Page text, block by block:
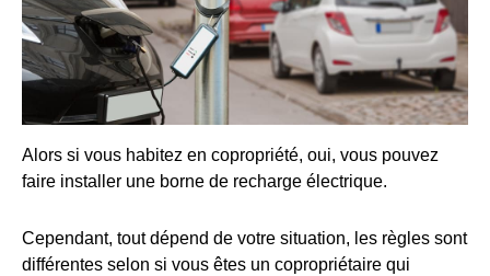
Alors si vous habitez en copropriété, oui, vous pouvez
faire installer une borne de recharge électrique.
Cependant, tout dépend de votre situation, les règles sont
différentes selon si vous êtes un copropriétaire qui